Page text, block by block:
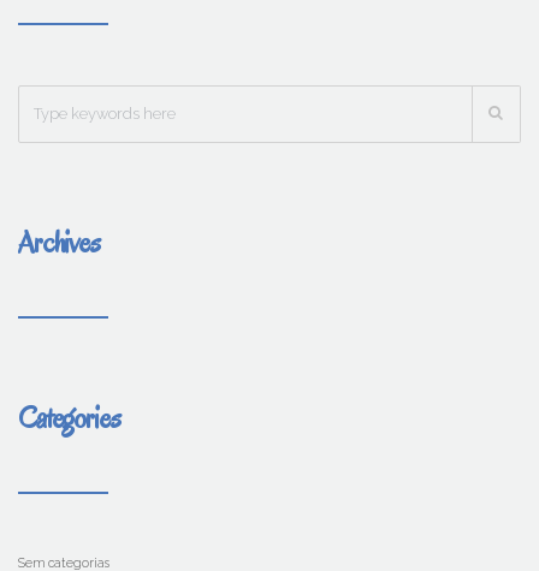
Archives
Categories
Sem categorias